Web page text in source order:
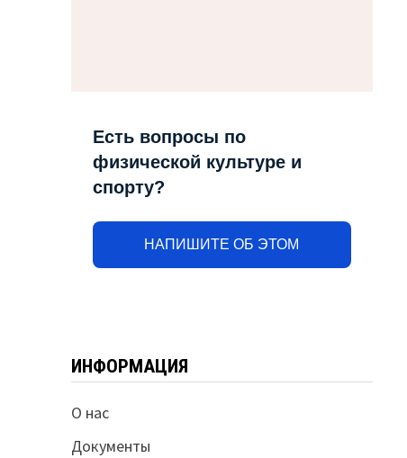
Есть вопросы по
физической культуре и
спорту?
НАПИШИТЕ ОБ ЭТОМ
ИНФОРМАЦИЯ
О нас
Документы